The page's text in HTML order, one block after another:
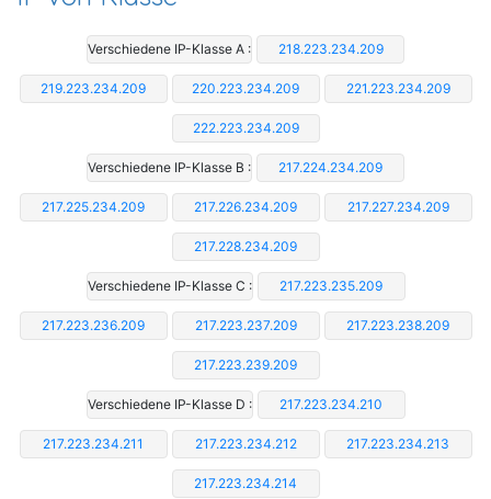
Verschiedene IP-Klasse A : 218.223.234.209
219.223.234.209 220.223.234.209 221.223.234.209
222.223.234.209
Verschiedene IP-Klasse B : 217.224.234.209
217.225.234.209 217.226.234.209 217.227.234.209
217.228.234.209
Verschiedene IP-Klasse C : 217.223.235.209
217.223.236.209 217.223.237.209 217.223.238.209
217.223.239.209
Verschiedene IP-Klasse D : 217.223.234.210
217.223.234.211 217.223.234.212 217.223.234.213
217.223.234.214